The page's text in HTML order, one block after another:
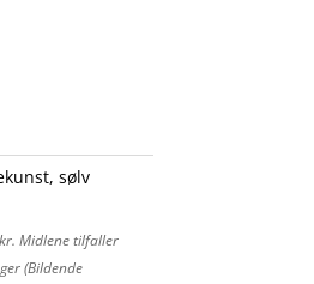
, sølv
Midlene tilfaller
(Bildende